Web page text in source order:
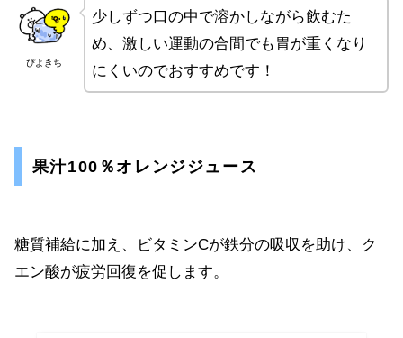
ぴよきち
少しずつ口の中で溶かしながら飲むた
め、激しい運動の合間でも胃が重くなり
にくいのでおすすめです！
果汁100％オレンジジュース
糖質補給に加え、ビタミンCが鉄分の吸収を助け、ク
エン酸が疲労回復を促します。